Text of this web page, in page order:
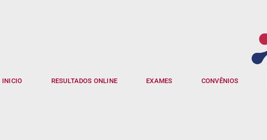
INICIO RESULTADOS ONLINE EXAMES CONVÊNIOS